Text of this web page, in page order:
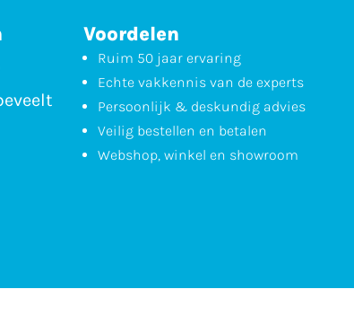
Voordelen
Ruim 50 jaar ervaring
Echte vakkennis van de experts
Persoonlijk & deskundig advies
Veilig bestellen en betalen
Webshop, winkel en showroom